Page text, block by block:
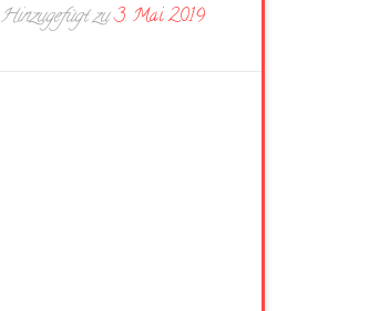
Hinzugefügt zu3. Mai 2019